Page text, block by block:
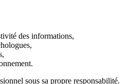
des informations,
sous sa propre responsabilité.